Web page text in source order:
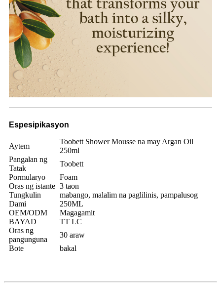
Espesipikasyon
Aytem
Toobett Shower Mousse na may Argan Oil
250ml
Pangalan ng
Tatak
Toobett
Pormularyo
Foam
Oras ng istante 3 taon
Tungkulin
mabango, malalim na paglilinis, pampalusog
Dami
250ML
OEM/ODM
Magagamit
BAYAD
TT LC
Oras ng
pangunguna
30 araw
Bote
bakal